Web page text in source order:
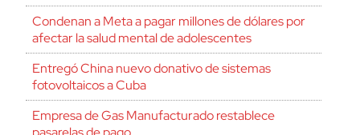
Condenan a Meta a pagar millones de dólares por
afectar la salud mental de adolescentes
Entregó China nuevo donativo de sistemas
fotovoltaicos a Cuba
Empresa de Gas Manufacturado restablece